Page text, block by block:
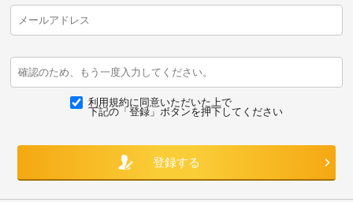
利用規約に同意いただいた上で
下記の「登録」ボタンを押下してください